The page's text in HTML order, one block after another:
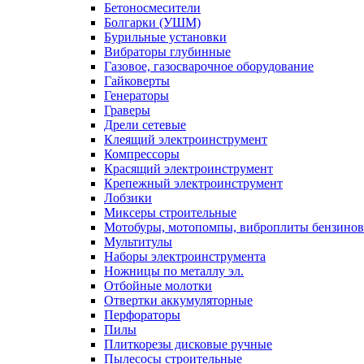
Бетоносмесители
Болгарки (УШМ)
Бурильные установки
Вибраторы глубинные
Газовое, газосварочное оборудование
Гайковерты
Генераторы
Граверы
Дрели сетевые
Клеящий электроинструмент
Компрессоры
Красящий электроинструмент
Крепежный электроинструмент
Лобзики
Миксеры строительные
Мотобуры, мотопомпы, виброплиты
Мультитулы
Наборы электроинструмента
Ножницы по металлу эл.
Отбойные молотки
Отвертки аккумуляторные
Перфораторы
Пилы
Плиткорезы дисковые ручные
Пылесосы строительные